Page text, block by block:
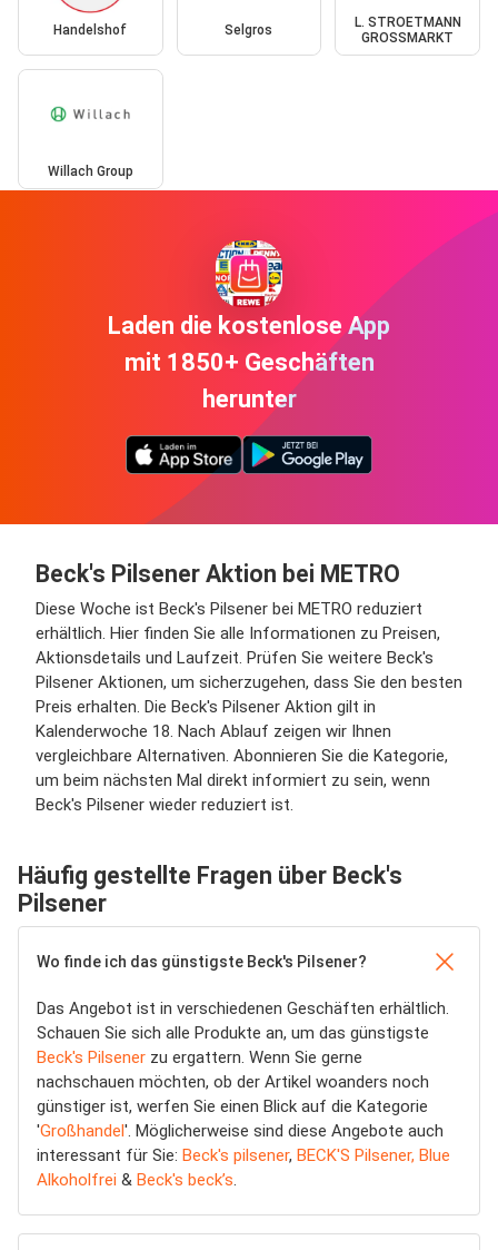
Handelshof Selgros
L. STROETMANN
GROSSMARKT
Willach Group
Laden die kostenlose App
mit 1850+ Geschäften
herunter
Beck's Pilsener Aktion bei METRO
Diese Woche ist Beck's Pilsener bei METRO reduziert
erhältlich. Hier finden Sie alle Informationen zu Preisen,
Aktionsdetails und Laufzeit. Prüfen Sie weitere Beck's
Pilsener Aktionen, um sicherzugehen, dass Sie den besten
Preis erhalten. Die Beck's Pilsener Aktion gilt in
Kalenderwoche 18. Nach Ablauf zeigen wir Ihnen
vergleichbare Alternativen. Abonnieren Sie die Kategorie,
um beim nächsten Mal direkt informiert zu sein, wenn
Beck's Pilsener wieder reduziert ist.
Häufig gestellte Fragen über Beck's
Pilsener
Wo finde ich das günstigste Beck's Pilsener?
Das Angebot ist in verschiedenen Geschäften erhältlich.
Schauen Sie sich alle Produkte an, um das günstigste
Beck's Pilsener zu ergattern. Wenn Sie gerne
nachschauen möchten, ob der Artikel woanders noch
günstiger ist, werfen Sie einen Blick auf die Kategorie
'Großhandel'. Möglicherweise sind diese Angebote auch
interessant für Sie: Beck's pilsener, BECK'S Pilsener, Blue
Alkoholfrei & Beck's beck’s